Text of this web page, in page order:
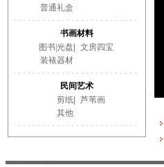
普通礼盒
书画材料
图书|光盘
文房四宝
装裱器材
民间艺术
剪纸|
芦苇画
其他